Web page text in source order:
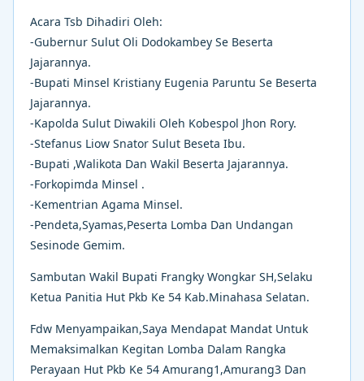
Acara Tsb Dihadiri Oleh:
-Gubernur Sulut Oli Dodokambey Se Beserta
Jajarannya.
-Bupati Minsel Kristiany Eugenia Paruntu Se Beserta
Jajarannya.
-Kapolda Sulut Diwakili Oleh Kobespol Jhon Rory.
-Stefanus Liow Snator Sulut Beseta Ibu.
-Bupati ,Walikota Dan Wakil Beserta Jajarannya.
-Forkopimda Minsel .
-Kementrian Agama Minsel.
-Pendeta,Syamas,Peserta Lomba Dan Undangan
Sesinode Gemim.
Sambutan Wakil Bupati Frangky Wongkar SH,Selaku
Ketua Panitia Hut Pkb Ke 54 Kab.Minahasa Selatan.
Fdw Menyampaikan,Saya Mendapat Mandat Untuk
Memaksimalkan Kegitan Lomba Dalam Rangka
Perayaan Hut Pkb Ke 54 Amurang1,Amurang3 Dan